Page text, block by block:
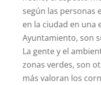
según las personas
en la ciudad en una
Ayuntamiento, son
La gente y el
zonas verdes, son
más valoran los